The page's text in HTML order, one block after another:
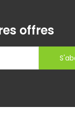
offres